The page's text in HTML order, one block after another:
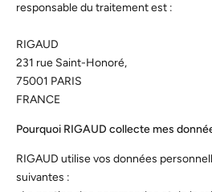
responsable du traitement est :
RIGAUD
231 rue Saint-Honoré,
75001 PARIS
FRANCE
Pourquoi RIGAUD collecte mes
RIGAUD utilise vos données
suivantes :